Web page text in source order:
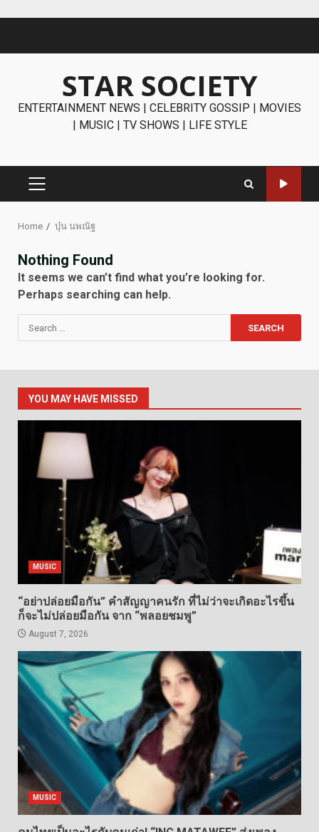
STAR SOCIETY
ENTERTAINMENT NEWS | CELEBRITY GOSSIP | MOVIES
| MUSIC | TV SHOWS | LIFE STYLE
PRIMARY
Home บุ๋น นพณัฐ
Nothing Found
It seems we can’t find what you’re looking for.
Perhaps searching can help.
Search
for:
YOU MAY HAVE MISSED
MUSIC
“อย่าปล่อยมือกัน” คำสัญญาคนรัก ที่ไม่ว่าจะเกิดอะไรขึ้น
ก็จะไม่ปล่อยมือกัน จาก “พลอยชมพู”
August 7, 2026
MUSIC